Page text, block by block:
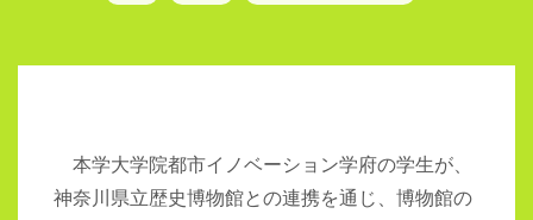
本学大学院都市イノベーション学府の学生が、
神奈川県立歴史博物館との連携を通じ、博物館の